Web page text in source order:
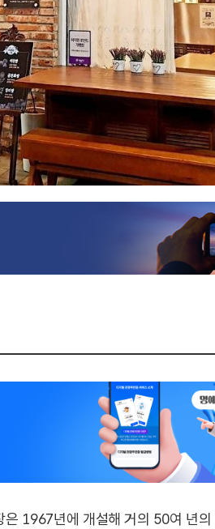
1967년에 개설해 거의 50여 년의